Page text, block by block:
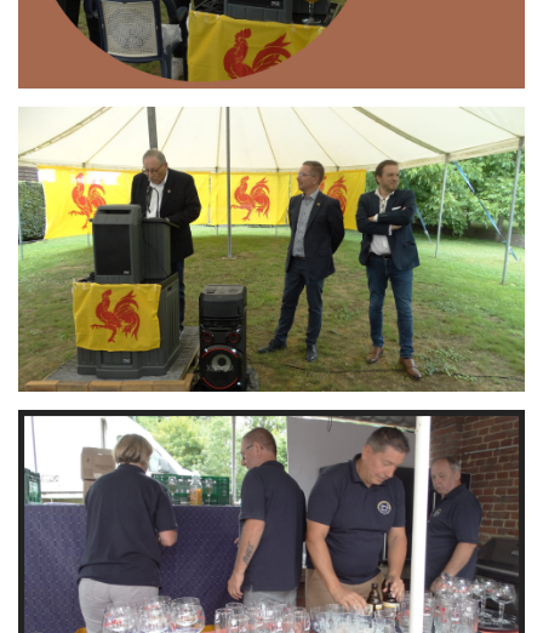
Branding
ARMCHAIR
Branding
ARMCHAIR